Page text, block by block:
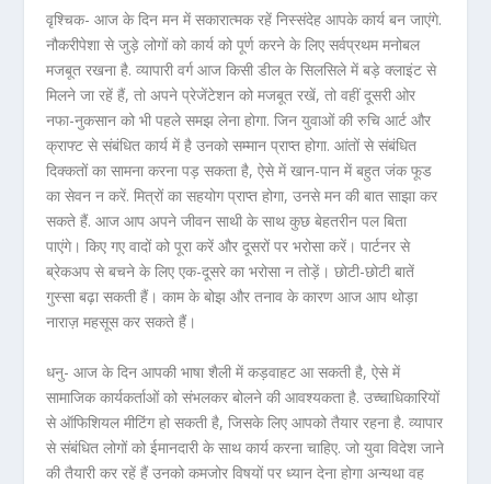
वृश्चिक- आज के दिन मन में सकारात्मक रहें निस्संदेह आपके कार्य बन जाएंगे.
नौकरीपेशा से जुड़े लोगों को कार्य को पूर्ण करने के लिए सर्वप्रथम मनोबल
मजबूत रखना है. व्यापारी वर्ग आज किसी डील के सिलसिले में बड़े क्लाइंट से
मिलने जा रहें हैं, तो अपने प्रेजेंटेशन को मजबूत रखें, तो वहीं दूसरी ओर
नफा-नुकसान को भी पहले समझ लेना होगा. जिन युवाओं की रुचि आर्ट और
क्राफ्ट से संबंधित कार्य में है उनको सम्मान प्राप्त होगा. आंतों से संबंधित
दिक्कतों का सामना करना पड़ सकता है, ऐसे में खान-पान में बहुत जंक फूड
का सेवन न करें. मित्रों का सहयोग प्राप्त होगा, उनसे मन की बात साझा कर
सकते हैं. आज आप अपने जीवन साथी के साथ कुछ बेहतरीन पल बिता
पाएंगे। किए गए वादों को पूरा करें और दूसरों पर भरोसा करें। पार्टनर से
ब्रेकअप से बचने के लिए एक-दूसरे का भरोसा न तोड़ें। छोटी-छोटी बातें
गुस्सा बढ़ा सकती हैं। काम के बोझ और तनाव के कारण आज आप थोड़ा
नाराज़ महसूस कर सकते हैं।
धनु- आज के दिन आपकी भाषा शैली में कड़वाहट आ सकती है, ऐसे में
सामाजिक कार्यकर्ताओं को संभलकर बोलने की आवश्यकता है. उच्चाधिकारियों
से ऑफिशियल मीटिंग हो सकती है, जिसके लिए आपको तैयार रहना है. व्यापार
से संबंधित लोगों को ईमानदारी के साथ कार्य करना चाहिए. जो युवा विदेश जाने
की तैयारी कर रहें हैं उनको कमजोर विषयों पर ध्यान देना होगा अन्यथा वह